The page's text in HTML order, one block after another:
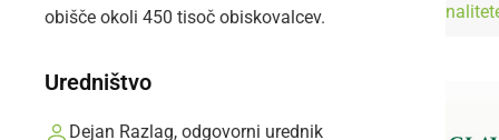
obišče okoli 450 tisoč obiskovalcev.
Uredništvo
Dejan Razlag, odgovorni urednik
Naslovnica Črna kronikaS področja